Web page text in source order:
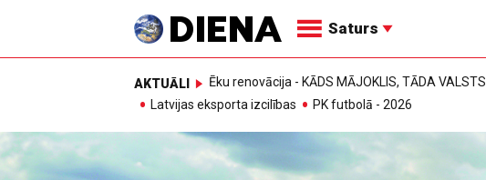
Saturs
AKTUĀLI Ēku renovācija - KĀDS MĀJOKLIS, TĀDA VALSTS
Latvijas eksporta izcilības
PK futbolā - 2026